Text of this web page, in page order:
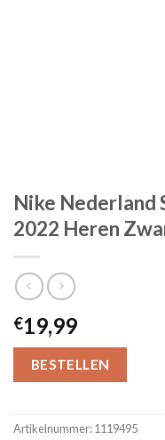
Nike Nederland
2022 Heren
€19,99
BESTELLEN
Artikelnummer:1119495